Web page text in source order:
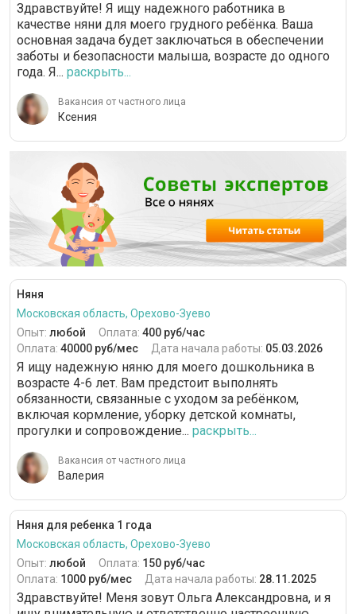
Здравствуйте! Я ищу надежного работника в
качестве няни для моего грудного ребёнка. Ваша
основная задача будет заключаться в обеспечении
заботы и безопасности малыша, возрасте до одного
года. Я... раскрыть...
Вакансия от частного лица
Ксения
Няня
Московская область, Орехово-Зуево
Опыт: любой Оплата: 400 руб/час
Оплата: 40000 руб/мес Дата начала работы: 05.03.2026
Я ищу надежную няню для моего дошкольника в
возрасте 4-6 лет. Вам предстоит выполнять
обязанности, связанные с уходом за ребёнком,
включая кормление, уборку детской комнаты,
прогулки и сопровождение... раскрыть...
Вакансия от частного лица
Валерия
Няня для ребенка 1 года
Московская область, Орехово-Зуево
Опыт: любой Оплата: 150 руб/час
Оплата: 1000 руб/мес Дата начала работы: 28.11.2025
Здравствуйте! Меня зовут Ольга Александровна, и я